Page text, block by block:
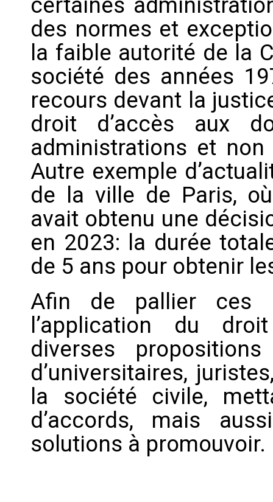
des normes et
la faible autorité de la
société des années
recours devant la
droit d’accès aux
administrations et
Autre exemple
de la ville de Paris,
avait obtenu une
en 2023: la durée
de 5 ans pour obtenir
Afin de pallier ces
l’application du
diverses
d’universitaires,
la société civile,
d’accords, mais
solutions à promouvoir.